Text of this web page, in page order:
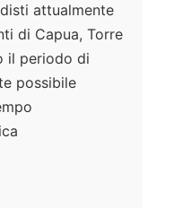
attualmente
di Capua, Torre
il periodo di
possibile